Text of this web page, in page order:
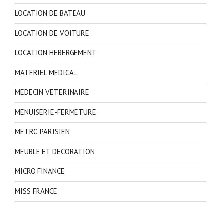
LOCATION DE BATEAU
LOCATION DE VOITURE
LOCATION HEBERGEMENT
MATERIEL MEDICAL
MEDECIN VETERINAIRE
MENUISERIE-FERMETURE
METRO PARISIEN
MEUBLE ET DECORATION
MICRO FINANCE
MISS FRANCE